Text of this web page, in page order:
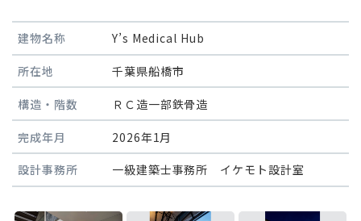
建物名称 Y’s Medical Hub
所在地 千葉県船橋市
構造・階数 ＲＣ造一部鉄骨造
完成年月 2026年1月
設計事務所 一級建築士事務所 イケモト設計室